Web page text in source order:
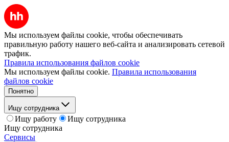
Мы используем файлы cookie, чтобы обеспечивать
правильную работу нашего веб-сайта и анализировать сетевой
трафик.
Правила использования файлов cookie
Мы используем файлы cookie. Правила использования
файлов cookie
Понятно
Ищу сотрудника
Ищу работу
Ищу сотрудника
Ищу сотрудника
Сервисы